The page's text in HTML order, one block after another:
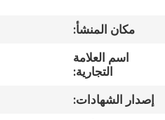
أشرطة
فيديو
معلومات
مكان المنشأ:
اسم العلامة
التجارية:
إصدار الشهادات: